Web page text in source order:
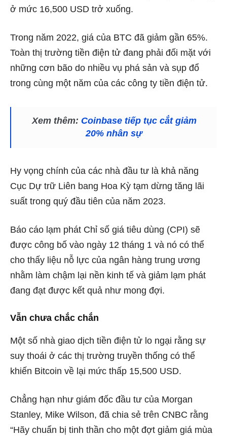
ở mức 16,500 USD trở xuống.
Trong năm 2022, giá của BTC đã giảm gần 65%.
Toàn thị trường tiền điện tử đang phải đối mặt với
những cơn bão do nhiều vụ phá sản và sụp đổ
trong cùng một năm của các công ty tiền điện tử.
Xem thêm: Coinbase tiếp tục cắt giảm
20% nhân sự
Hy vọng chính của các nhà đầu tư là khả năng
Cục Dự trữ Liên bang Hoa Kỳ tạm dừng tăng lãi
suất trong quý đầu tiên của năm 2023.
Báo cáo lạm phát Chỉ số giá tiêu dùng (CPI) sẽ
được công bố vào ngày 12 tháng 1 và nó có thể
cho thấy liệu nỗ lực của ngân hàng trung ương
nhằm làm chậm lại nền kinh tế và giảm lạm phát
đang đạt được kết quả như mong đợi.
Vẫn chưa chắc chắn
Một số nhà giao dịch tiền điện tử lo ngại rằng sự
suy thoái ở các thị trường truyền thống có thể
khiến Bitcoin về lại mức thấp 15,500 USD.
Chẳng hạn như giám đốc đầu tư của Morgan
Stanley, Mike Wilson, đã chia sẻ trên CNBC rằng
“Hãy chuẩn bị tinh thần cho một đợt giảm giá mùa